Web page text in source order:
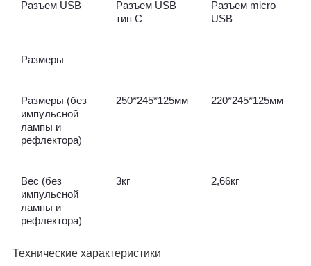
Разъем USB
Разъем USB
тип С
Разъем micro
USB
Размеры
Размеры (без
импульсной
лампы и
рефлектора)
250*245*125мм 220*245*125мм
Вес (без
импульсной
лампы и
рефлектора)
3кг 2,66кг
Технические характеристики